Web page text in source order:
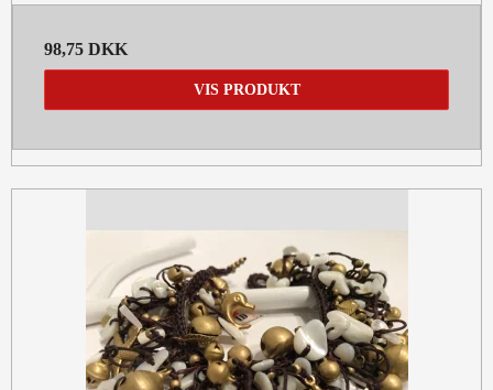
98,75 DKK
VIS PRODUKT